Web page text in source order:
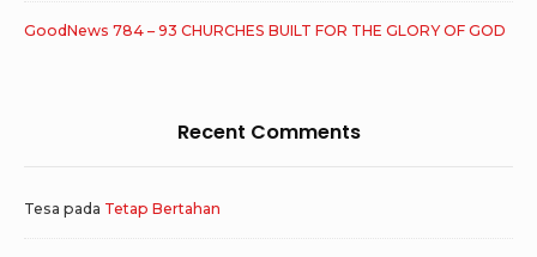
GoodNews 784 – 93 CHURCHES BUILT FOR THE GLORY OF GOD
Recent Comments
Tesa pada Tetap Bertahan